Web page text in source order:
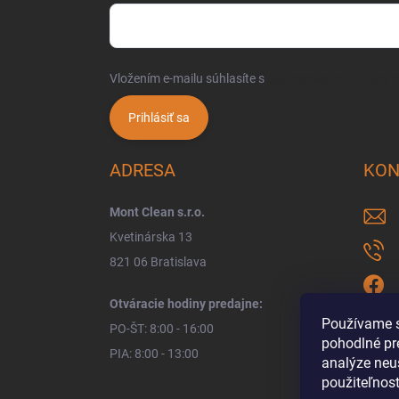
Používame
pohodlné
analýze
Vložením e-mailu súhlasíte s
Prihlásiť sa
ADRESA
Mont Clean s.r.o.
Kvetinárska 13
821 06 Bratislava
Otváracie hodiny predajne:
PO-ŠT: 8:00 - 16:00
PIA: 8:00 - 13:00